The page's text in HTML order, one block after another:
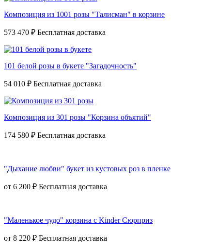
Композиция из 1001 розы "Талисман" в корзине
573 470 ₽
101 белой розы в букете "Загадочность"
54 010 ₽
Композиция из 301 розы "Корзина объятий"
174 580 ₽
"Дыхание любви" букет из кустовых роз в пленке
от 6 200 ₽
"Маленькое чудо" корзина с Kinder Сюрприз
от 8 220 ₽